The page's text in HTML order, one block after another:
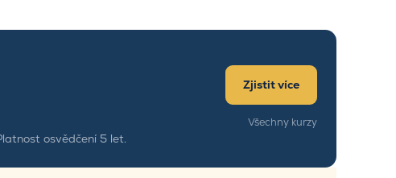
osvědčení 5 let.
Zjistit více
Všechny kurzy